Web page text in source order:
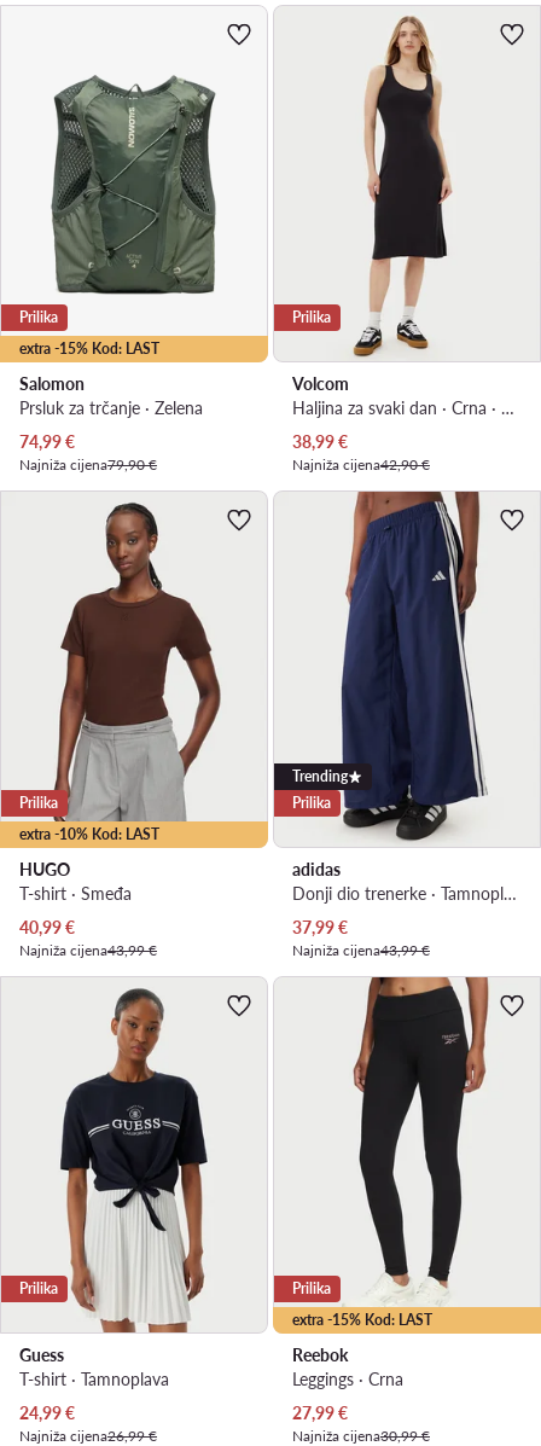
extra -15% Kod: LAST
Prilika
Salomon
Prsluk za trčanje · Zelena
Trenutna cijena
74,99€
Najniža cijena79,90 €
Prilika
Volcom
Haljina za svaki dan · Crna · Midi
Trenutna cijena
38,99€
Najniža cijena42,90 €
extra -10% Kod: LAST
Prilika
HUGO
T-shirt · Smeđa
Trenutna cijena
40,99€
Najniža cijena43,99 €
Trending
Prilika
adidas
Donji dio trenerke · Tamnoplava · Relaxed Fit
Trenutna cijena
37,99€
Najniža cijena43,99 €
Prilika
Guess
T-shirt · Tamnoplava
Trenutna cijena
24,99€
Najniža cijena26,99 €
extra -15% Kod: LAST
Prilika
Reebok
Leggings · Crna
Trenutna cijena
27,99€
Najniža cijena30,99 €